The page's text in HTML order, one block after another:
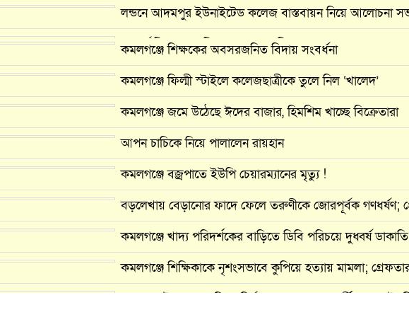
লন্ডনে আদমপুর ইউনাইটেড কলেজ বাস্তবায়ন নিয়ে আলোচনা
আন্তর্জাতিক মানবাধিকার সম্মেলনে বিশেষ সম্মাননা পেলেন ফারুক
কমলগঞ্জে নববিবাহিত স্ত্রীকে তুলে নেওয়ার অভিযোগ, থানায়
কমলগঞ্জে শিক্ষকের অবসরজনিত বিদায় সংবর্ধনা
কমলগঞ্জে ফিল্মী স্টাইলে কলেজছাত্রীকে তুলে নিল ‘খালেদ’
কমলগঞ্জে জমে উঠেছে ঈদের বাজার, হিমশিম খাচ্ছে বিক্রেতারা
আপন চাচিকে নিয়ে পালালেন রায়হান
কমলগঞ্জে বজ্রপাতে ইউপি চেয়ারম্যানের মৃত্যু !
বড়লেখায় বেড়ানোর ফাদে ফেলে তরুণীকে জোরপূর্বক গণধর্ষণ;
কমলগঞ্জে খাদ্য পরিদর্শকের বাড়িতে ডিবি পরিচয়ে দুধ্বর্ষ ডাকাতি
কমলগঞ্জে শিক্ষিকাকে নৃশংসভাবে কুপিয়ে হত্যায় মামলা;